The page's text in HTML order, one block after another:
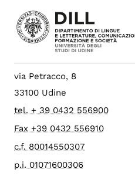
via Petracco, 8
33100 Udine
tel. + 39 0432 556900
Fax +39 0432 556910
c.f. 80014550307
p.i. 01071600306